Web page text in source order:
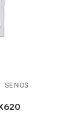
SENOS